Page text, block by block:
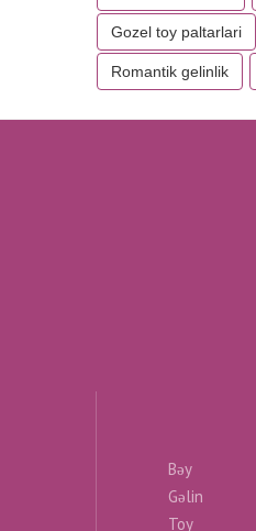
Gozel toy paltarlari
Romantik gelinlik
Bəy
Gəlin
Toy